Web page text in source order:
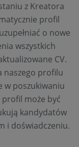
z Kreatora
profil
o nowe
wszystkich
CV.
naszego profilu
w poszukiwaniu
może być
kandydatów
i doświadczeniu.